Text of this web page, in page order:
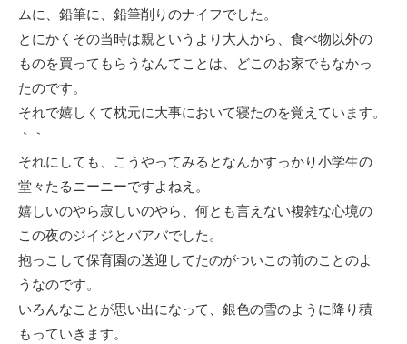
ムに、鉛筆に、鉛筆削りのナイフでした。
とにかくその当時は親というより大人から、食べ物以外の
ものを買ってもらうなんてことは、どこのお家でもなかっ
たのです。
それで嬉しくて枕元に大事において寝たのを覚えています。
｀｀
それにしても、こうやってみるとなんかすっかり小学生の
堂々たるニーニーですよねえ。
嬉しいのやら寂しいのやら、何とも言えない複雑な心境の
この夜のジイジとバアバでした。
抱っこして保育園の送迎してたのがついこの前のことのよ
うなのです。
いろんなことが思い出になって、銀色の雪のように降り積
もっていきます。